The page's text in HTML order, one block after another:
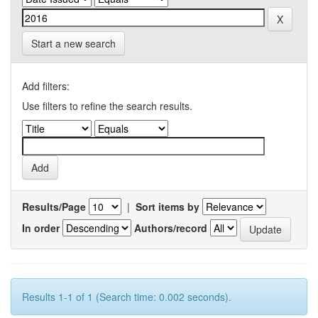
Start a new search
Add filters:
Use filters to refine the search results.
Results/Page | Sort items by
In order
Authors/record
Results 1-1 of 1 (Search time: 0.002 seconds).